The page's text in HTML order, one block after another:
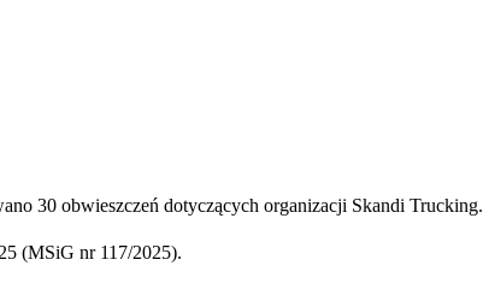
30 obwieszczeń dotyczących organizacji Skandi Trucking.
(MSiG nr 117/2025).